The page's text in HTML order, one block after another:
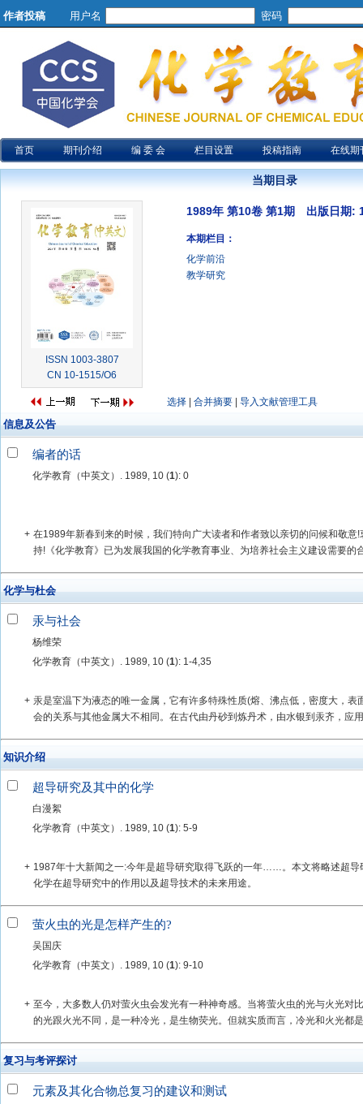
作者投稿 用户名 密码
首页 期刊介绍 编 委 会 栏目设置 投稿指南 在线期
当期目录
ISSN 1003-3807
CN 10-1515/O6
1989年 第10卷 第1期 出版日期:
本期栏目：
化学前沿
教学研究
选择 合并摘要 导入文献管理工具
信息及公告
编者的话
化学教育（中英文）. 1989, 10 (1): 0
+ 在1989年新春到来的时候，我们特向广大读者和作者致以亲切的问候和敬意
持!《化学教育》已为发展我国的化学教育事业、为培养社会主义建设需要的
化学与杜会
汞与社会
杨维荣
化学教育（中英文）. 1989, 10 (1): 1-4,35
+ 汞是室温下为液态的唯一金属，它有许多特殊性质(熔、沸点低，密度大，
会的关系与其他金属大不相同。在古代由丹砂到炼丹术，由水银到汞齐，应
知识介绍
超导研究及其中的化学
白漫絮
化学教育（中英文）. 1989, 10 (1): 5-9
+ 1987年十大新闻之一:今年是超导研究取得飞跃的一年……。本文将略述超导
化学在超导研究中的作用以及超导技术的未来用途。
萤火虫的光是怎样产生的?
吴国庆
化学教育（中英文）. 1989, 10 (1): 9-10
+ 至今，大多数人仍对萤火虫会发光有一种神奇感。当将萤火虫的光与火光对
的光跟火光不同，是一种冷光，是生物荧光。但就实质而言，冷光和火光都
复习与考评探讨
元素及其化合物总复习的建议和测试